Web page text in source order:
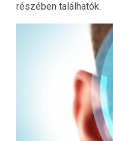
részében találhatók.